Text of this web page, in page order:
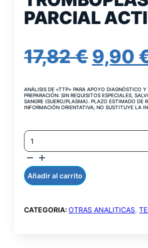
PARCIAL
17,82€ EL
17,82
9,90
ANÁLISIS DE «TTP» PARA APOYO DIAGNÓSTICO
PREPARACIÓN: SIN REQUISITOS ESPECIALES,
SANGRE (SUERO/PLASMA). PLAZO ESTIMADO DE
INFORMACIÓN ORIENTATIVA; NO SUSTITUYE LA
TIEMPO
DE
TROMBOPLASTINA
PARCIAL
ACTIVADA
CANTIDAD
Añadir al carrito
CATEGORIA: OTRAS ANALITICAS,